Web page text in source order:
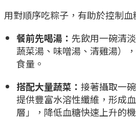
用對順序吃粽子，有助於控制血
餐前先喝湯： 先飲用一碗清
蔬菜湯、味噌湯、清雞湯）
食量。
搭配大量蔬菜： 接著攝取一
提供豐富水溶性纖維，形成
層」，降低血糖快速上升的